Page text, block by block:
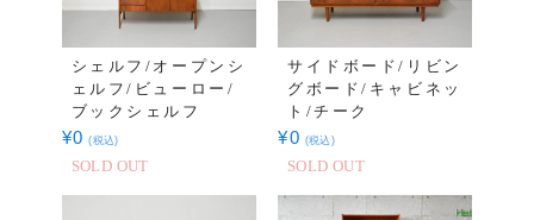
SOLD OUT
シェルフ/オープンシ
ェルフ/ビューロー/
ブックシェルフ
¥0 (税込)
SOLD OUT
サイドボード/リビン
グボード/キャビネッ
ト/チーク
¥0 (税込)